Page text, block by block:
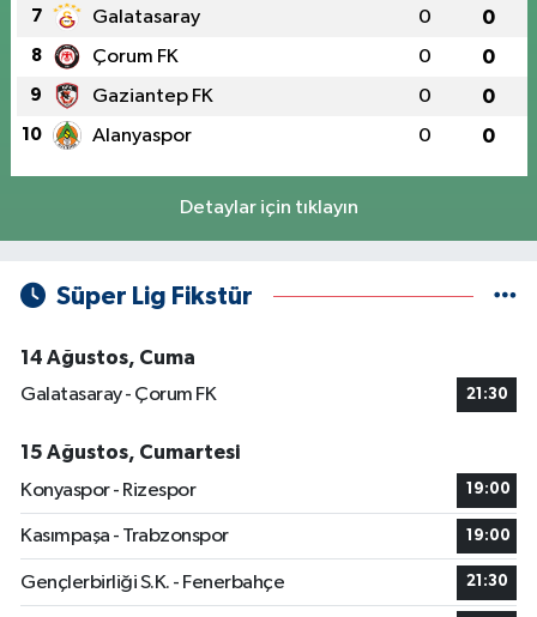
7 Galatasaray 0 0
8 Çorum FK 0 0
9 Gaziantep FK 0 0
10 Alanyaspor 0 0
Detaylar için tıklayın
Süper Lig Fikstür
14 Ağustos, Cuma
Galatasaray - Çorum FK
21:30
15 Ağustos, Cumartesi
Konyaspor - Rizespor
19:00
Kasımpaşa - Trabzonspor 19:00
Gençlerbirliği S.K. - Fenerbahçe 21:30